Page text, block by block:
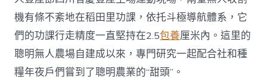
業
科
技
助
力
“天
機有條不紊地在稻田里功課，依托斗極導航體系，它
們的功課行走精度一直堅持在2.5包養厘米內。這里的
聰明無人農場自建成以來，專門研究一起配合社和種
糧年夜戶們嘗到了聰明農業的“甜頭”。